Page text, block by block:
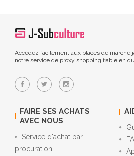
Accédez facilement aux places de marché
notre service de proxy shopping fiable en
FAIRE SES ACHATS
AVEC NOUS
Service d'achat par
procuration